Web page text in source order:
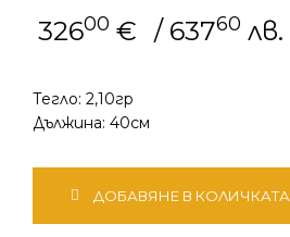
32600 € / 63760 лв.
Тегло: 2,10гр
Дължина: 40см
Златно
ДОБАВЯНЕ В КОЛИЧКАТА